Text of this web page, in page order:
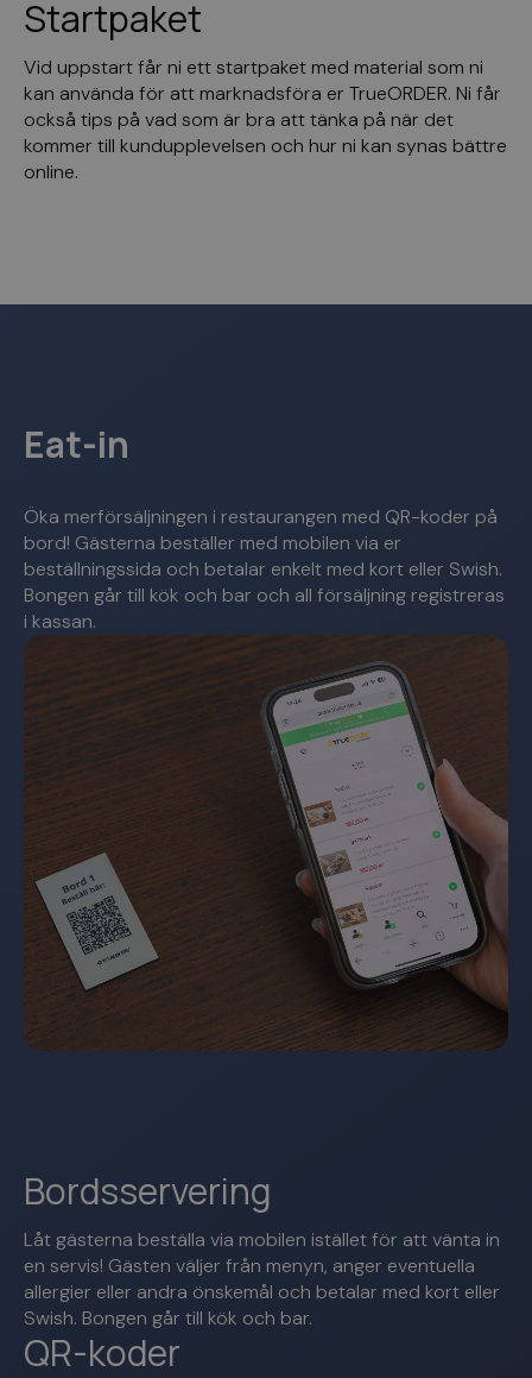
Startpaket
Vid uppstart får ni ett startpaket med material som ni
kan använda för att marknadsföra er TrueORDER. Ni får
också tips på vad som är bra att tänka på när det
kommer till kundupplevelsen och hur ni kan synas bättre
online.
Eat-in
Öka merförsäljningen i restaurangen med QR-koder på
bord! Gästerna beställer med mobilen via er
beställningssida och betalar enkelt med kort eller Swish.
Bongen går till kök och bar och all försäljning registreras
i kassan.
Bordsservering
Låt gästerna beställa via mobilen istället för att vänta in
en servis! Gästen väljer från menyn, anger eventuella
allergier eller andra önskemål och betalar med kort eller
Swish. Bongen går till kök och bar.
QR-koder